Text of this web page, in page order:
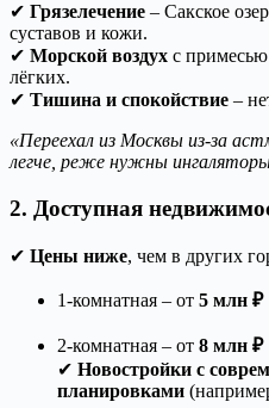
✔ Грязелечение – Сакское
суставов и кожи.
✔ Морской воздух с примесью
лёгких.
✔ Тишина и спокойствие –
«Переехал из Москвы из-за
легче, реже нужны
2. Доступная
✔ Цены ниже, чем в других
1-комнатная – от 5 млн ₽
2-комнатная – от 8 млн ₽
✔ Новостройки с
планировками